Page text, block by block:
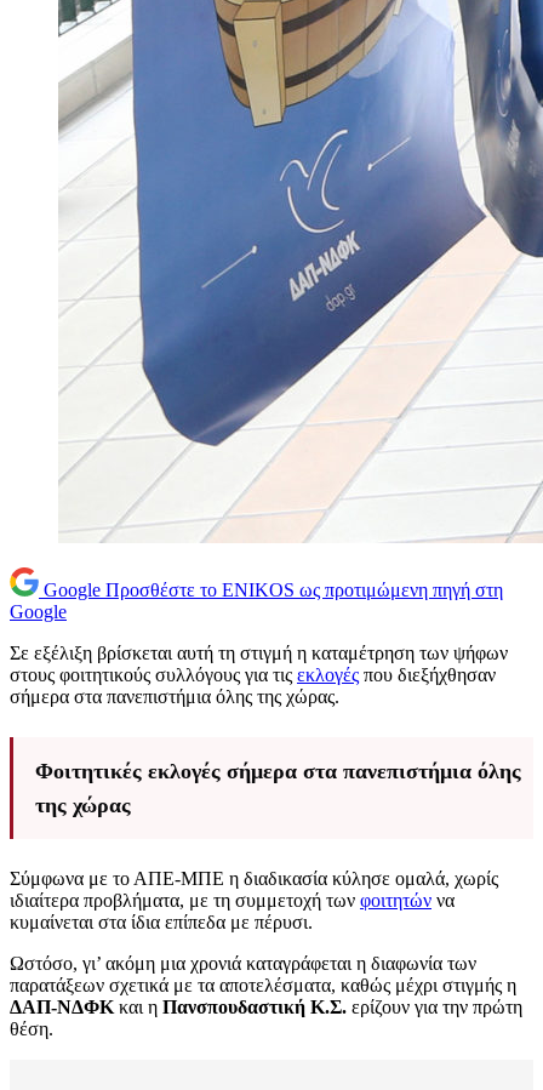
Google Προσθέστε το ENIKOS ως προτιμώμενη πηγή στη
Google
Σε εξέλιξη βρίσκεται αυτή τη στιγμή η καταμέτρηση των ψήφων
στους φοιτητικούς συλλόγους για τις εκλογές που διεξήχθησαν
σήμερα στα πανεπιστήμια όλης της χώρας.
Φοιτητικές εκλογές σήμερα στα πανεπιστήμια όλης
της χώρας
Σύμφωνα με το ΑΠΕ-ΜΠΕ η διαδικασία κύλησε ομαλά, χωρίς
ιδιαίτερα προβλήματα, με τη συμμετοχή των φοιτητών να
κυμαίνεται στα ίδια επίπεδα με πέρυσι.
Ωστόσο, γι’ ακόμη μια χρονιά καταγράφεται η διαφωνία των
παρατάξεων σχετικά με τα αποτελέσματα, καθώς μέχρι στιγμής η
ΔΑΠ-ΝΔΦΚ και η Πανσπουδαστική Κ.Σ. ερίζουν για την πρώτη
θέση.